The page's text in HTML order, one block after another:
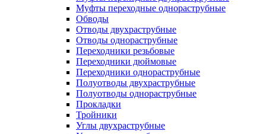
Муфты переходные однораструбные
Обводы
Отводы двухраструбные
Отводы однораструбные
Переходники резьбовые
Переходники дюймовые
Переходники однораструбные
Полуотводы двухраструбные
Полуотводы однораструбные
Прокладки
Тройники
Углы двухраструбные